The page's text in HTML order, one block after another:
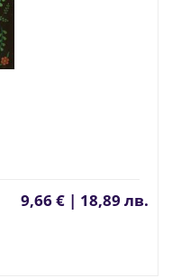
9,66 € | 18,89 лв.